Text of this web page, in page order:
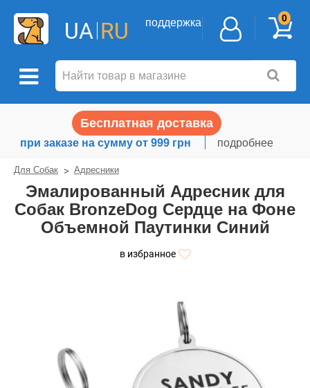
UA RU поддержка 0
Бесплатная доставка
при заказе на сумму от 999 грн подробнее
Для Собак Адресники
Эмалированный Адресник для
Собак BronzeDog Сердце на Фоне
Объемной Паутинки Синий
в избранное